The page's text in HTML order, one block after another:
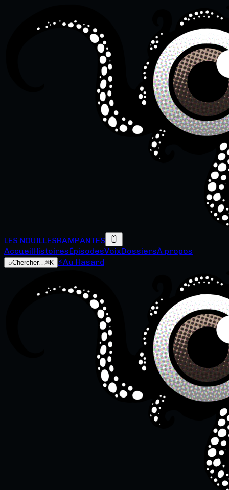
LES NOUILLESRAMPANTES
AccueilHistoiresÉpisodesVoixDossiersÀ propos
⌕Chercher…⌘K ⚡Au Hasard